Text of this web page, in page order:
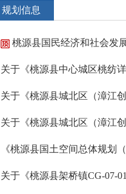
规划信息
桃源县国民经济和社会发
关于《桃源县中心城区桃纺
关于《桃源县城北区（漳江
关于《桃源县城北区（漳江
关于《桃源县架桥镇CG-07-